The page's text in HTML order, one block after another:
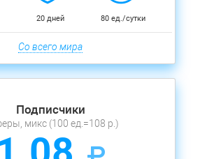
20 дней 80 ед./сутки
Со всего мира
Подписчики
микс (100 ед.=108 р.)